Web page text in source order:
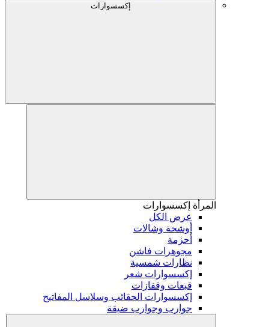
إكسسوارات
المرأة إكسسوارات
عرض الكل
أوشحة وشالات
أحزمة
مجوهرات فاشن
نظارات شمسية
إكسسوارات شعر
قبعات وقفازات
إكسسوارات الحقائب وسلاسل المفاتيح
جوارب وجوارب ضيقة